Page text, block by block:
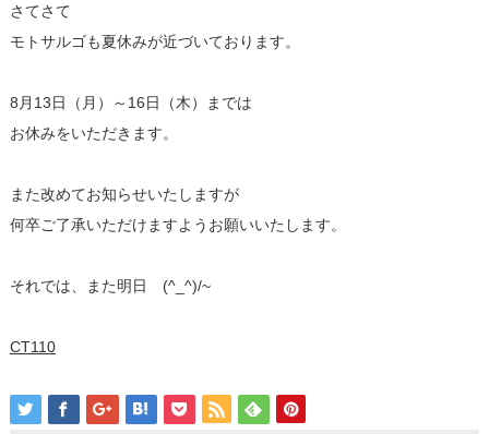
さてさて
モトサルゴも夏休みが近づいております。
8月13日（月）～16日（木）までは
お休みをいただきます。
また改めてお知らせいたしますが
何卒ご了承いただけますようお願いいたします。
それでは、また明日 (^_^)/~
CT110